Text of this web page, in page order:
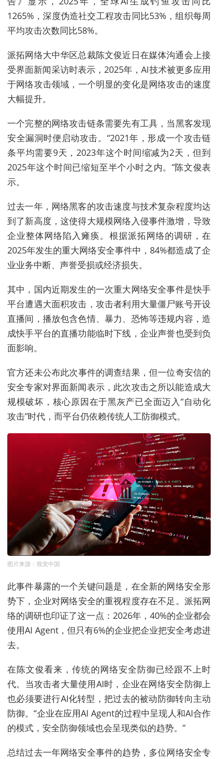
1265%，深度伪造社交工程攻击同比53%，组织每周
平均攻击次数同比58%。
派拓网络大中华区总裁陈文俊近日在媒体沟通会上接
受界面新闻采访时表示 ，2025年 ，AI技术被更多应用
于网络攻击领域 ， 一个明显的变化是网络攻击的速度
大幅提升。
一个完整的网络攻击链条需要先有工具 ， 当黑客发现
安全漏洞时便启动攻击。 “2021年 ， 形成一个攻击链
条平均需要9天 ，2023年这个时间缩减为2天 ，但到
2025年这个时间已缩短至半个小时之内。 ”陈文俊表
示。
过去一年， 网络黑客的攻击速度与技术复杂程度均达
到了新高度 ，这使得大规模网络入侵事件激增，导致
企业整体网络陷入瘫痪。 根据派拓网络的调研 ，在
2025年发生的重大网络安全事件中 ，84%都造成了企
业业务中断、声誉受损或经济损失。
其中 ， 国内近期发生的一次重大网络安全事件是快手
平台遭遇大面积攻击 ，攻击者利用大量僵尸账号开设
直播间，播放包含色情、暴力、恐怖等违规内容 ，造
成快手平台的直播功能临时下线 ， 企业声誉也受到负
面影响。
官方还未公布此次事件的调查结果 ， 但一位奇安信的
安全专家对界面新闻表示，此次攻击之所以能造成大
规模破坏，核心原因在于黑灰产已全面迈入“自动化
攻击”时代，而平台仍依赖传统人工防御模式。
图片来源：视觉中国
此事件暴露的一个关键问题是 ， 在全新的网络安全形
势下 ， 企业对网络安全的重视程度存在不足 。 派拓网
络的调研也印证了这一点 ： 2026年， 40%的企业都会
使用AI Agent， 但只有6%的企业把企业把安全考虑进
去。
在陈文俊看来 ，传统的网络安全防御已经跟不上时
代。 当攻击者大量使用AI时 ， 企业在网络安全防御上
也必须要进行AI化转型 ，把过去的被动防御转向主动
防御。“企业在应用AI Agent的过程中呈现人和AI合作
的模式 ， 安全防御领域也会呈现类似的趋势。 ”
总结过去一年网络安全事件的趋势， 多位网络安全专